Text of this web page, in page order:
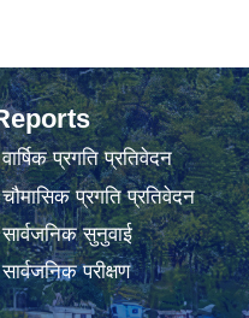
वार्षिक प्रगति प्रतिवेदन
चौमासिक प्रगति प्रतिवेदन
सार्वजनिक सुनुवाई
सार्वजनिक परीक्षण